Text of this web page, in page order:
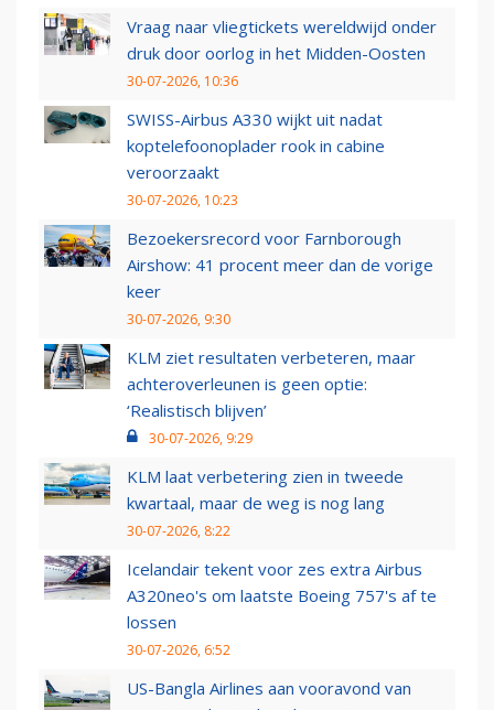
Vraag naar vliegtickets wereldwijd onder
druk door oorlog in het Midden-Oosten
30-07-2026, 10:36
SWISS-Airbus A330 wijkt uit nadat
koptelefoonoplader rook in cabine
veroorzaakt
30-07-2026, 10:23
Bezoekersrecord voor Farnborough
Airshow: 41 procent meer dan de vorige
keer
30-07-2026, 9:30
KLM ziet resultaten verbeteren, maar
achteroverleunen is geen optie:
‘Realistisch blijven’
30-07-2026, 9:29
KLM laat verbetering zien in tweede
kwartaal, maar de weg is nog lang
30-07-2026, 8:22
Icelandair tekent voor zes extra Airbus
A320neo's om laatste Boeing 757's af te
lossen
30-07-2026, 6:52
US-Bangla Airlines aan vooravond van